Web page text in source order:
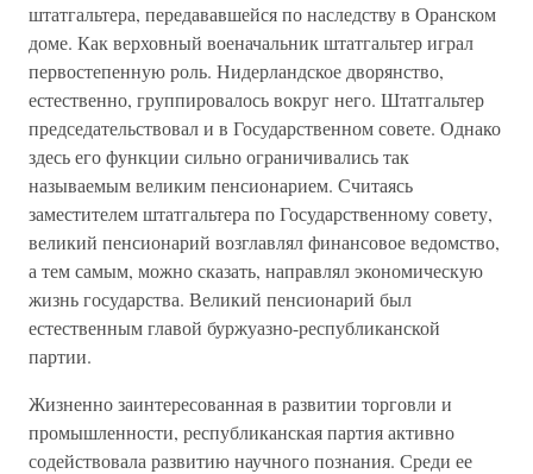
штатгальтера, передававшейся по наследству в Оранском
доме. Как верховный военачальник штатгальтер играл
первостепенную роль. Нидерландское дворянство,
естественно, группировалось вокруг него. Штатгальтер
председательствовал и в Государственном совете. Однако
здесь его функции сильно ограничивались так
называемым великим пенсионарием. Считаясь
заместителем штатгальтера по Государственному совету,
великий пенсионарий возглавлял финансовое ведомство,
а тем самым, можно сказать, направлял экономическую
жизнь государства. Великий пенсионарий был
естественным главой буржуазно-республиканской
партии.
Жизненно заинтересованная в развитии торговли и
промышленности, республиканская партия активно
содействовала развитию научного познания. Среди ее